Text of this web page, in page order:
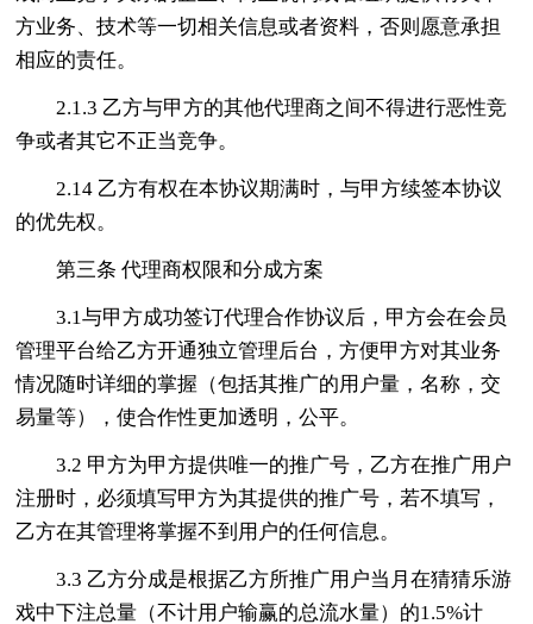
方业务、技术等一切相关信息或者资料，否则愿意承担
相应的责任。
2.1.3 乙方与甲方的其他代理商之间不得进行恶性竞
争或者其它不正当竞争。
2.14 乙方有权在本协议期满时，与甲方续签本协议
的优先权。
第三条 代理商权限和分成方案
3.1与甲方成功签订代理合作协议后，甲方会在会员
管理平台给乙方开通独立管理后台，方便甲方对其业务
情况随时详细的掌握（包括其推广的用户量，名称，交
易量等），使合作性更加透明，公平。
3.2 甲方为甲方提供唯一的推广号，乙方在推广用户
注册时，必须填写甲方为其提供的推广号，若不填写，
乙方在其管理将掌握不到用户的任何信息。
3.3 乙方分成是根据乙方所推广用户当月在猜猜乐游
戏中下注总量（不计用户输赢的总流水量）的1.5%计